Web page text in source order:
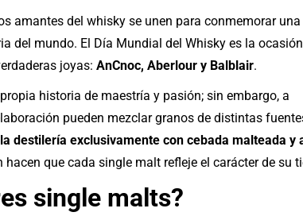
amantes del whisky se unen para conmemorar una
del mundo. El Día Mundial del Whisky es la ocasión
joyas: AnCnoc, Aberlour y Balblair.
historia de maestría y pasión; sin embargo, a
pueden mezclar granos de distintas
destilería exclusivamente con cebada malteada y
que cada single malt refleje el carácter de su
single malts?